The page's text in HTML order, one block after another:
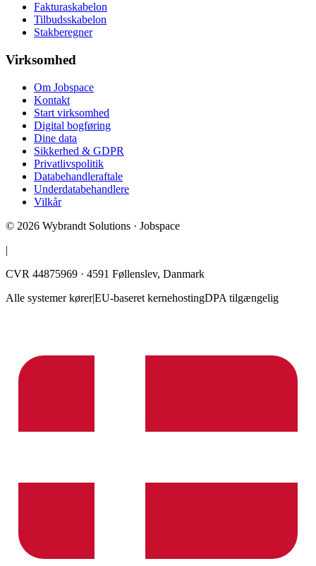
Fakturaskabelon
Tilbudsskabelon
Stakberegner
Virksomhed
Om Jobspace
Kontakt
Start virksomhed
Digital bogføring
Dine data
Sikkerhed & GDPR
Privatlivspolitik
Databehandleraftale
Underdatabehandlere
Vilkår
© 2026 Wybrandt Solutions · Jobspace
|
CVR 44875969 · 4591 Føllenslev, Danmark
Alle systemer kører|EU-baseret kernehostingDPA tilgængelig